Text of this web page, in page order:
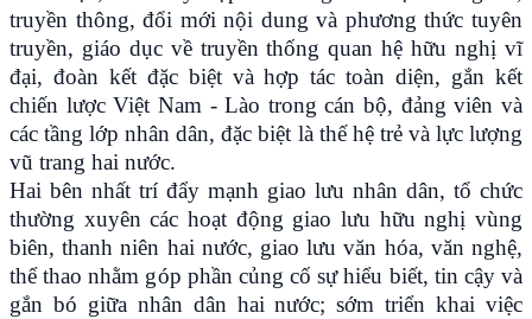
truyền thông, đổi mới nội dung và phương thức tuyên
truyền, giáo dục về truyền thống quan hệ hữu nghị vĩ
đại, đoàn kết đặc biệt và hợp tác toàn diện, gắn kết
chiến lược Việt Nam - Lào trong cán bộ, đảng viên và
các tầng lớp nhân dân, đặc biệt là thế hệ trẻ và lực lượng
vũ trang hai nước.
Hai bên nhất trí đẩy mạnh giao lưu nhân dân, tổ chức
thường xuyên các hoạt động giao lưu hữu nghị vùng
biên, thanh niên hai nước, giao lưu văn hóa, văn nghệ,
thể thao nhằm góp phần củng cố sự hiểu biết, tin cậy và
gắn bó giữa nhân dân hai nước; sớm triển khai việc